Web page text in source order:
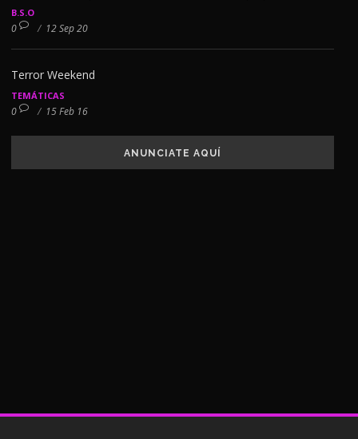
B.S.O
0 / 12 Sep 20
Terror Weekend
TEMÁTICAS
0 / 15 Feb 16
ANUNCIATE AQUÍ